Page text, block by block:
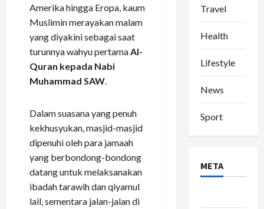
Amerika hingga Eropa, kaum
Muslimin merayakan malam
yang diyakini sebagai saat
turunnya wahyu pertama Al-
Quran kepada Nabi
Muhammad SAW
Dalam suasana yang penuh
kekhusyukan, masjid-masjid
dipenuhi oleh para jamaah
yang berbondong-bondong
datang untuk melaksanakan
ibadah tarawih dan qiyamul
lail, sementara jalan-jalan di
Travel
Health
Lifestyle
News
Sport
META